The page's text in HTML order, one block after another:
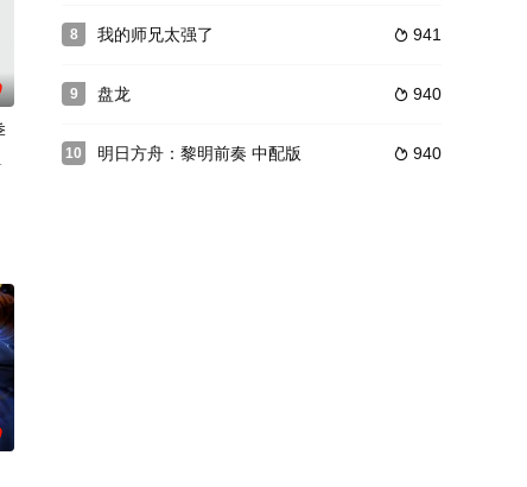
修为，披荆斩棘，收获知己红颜。得惊世传
话时代一直修炼到了现代社会，站在繁华都市中，炼体期九万九千四百四
煞孤星命小可怜？为改变命格，凉音穿越时空，虐渣虐婊，努力洗白扭转
8  941
我的师兄太强了
9  940
盘龙
10  940
明日方舟：黎明前奏 中配版